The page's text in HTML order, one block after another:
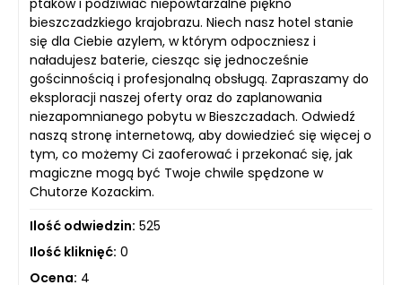
bieszczadzkiego krajobrazu. Niech nasz hotel stanie
się dla Ciebie azylem, w którym odpoczniesz i
naładujesz baterie, ciesząc się jednocześnie
gościnnością i profesjonalną obsługą. Zapraszamy do
eksploracji naszej oferty oraz do zaplanowania
niezapomnianego pobytu w Bieszczadach. Odwiedź
naszą stronę internetową, aby dowiedzieć się więcej o
tym, co możemy Ci zaoferować i przekonać się, jak
magiczne mogą być Twoje chwile spędzone w
Chutorze Kozackim.
Ilość odwiedzin: 525
Ilość kliknięć: 0
Ocena: 4